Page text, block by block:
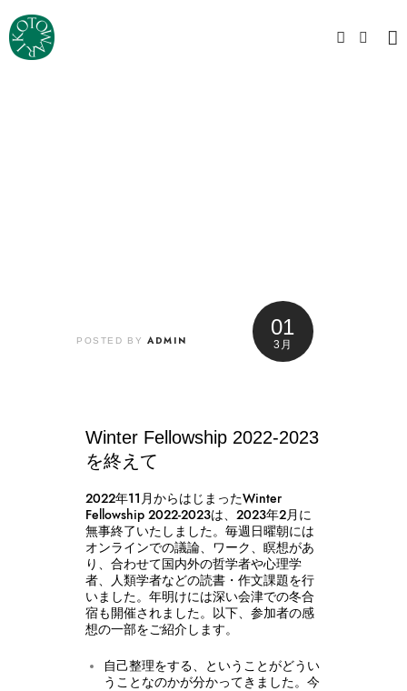
01
3月
POSTED BYADMIN
Winter Fellowship 2022-2023
を終えて
2022年11月からはじまったWinter
Fellowship 2022-2023は、2023年2月に
無事終了いたしました。毎週日曜朝には
オンラインでの議論、ワーク、瞑想があ
り、合わせて国内外の哲学者や心理学
者、人類学者などの読書・作文課題を行
いました。年明けには深い会津での冬合
宿も開催されました。以下、参加者の感
想の一部をご紹介します。
自己整理をする、ということがどうい
うことなのかが分かってきました。今